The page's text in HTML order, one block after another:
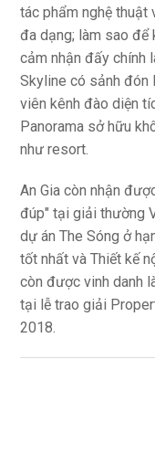
tác phẩm nghệ thuật
đa dạng; làm sao để
cảm nhận đấy chính
Skyline có sảnh đón
viên kênh đào diện
Panorama sở hữu
như resort.
An Gia còn nhận
đúp" tại giải thường
dự án The Sóng ở
tốt nhất và Thiết kế
còn được vinh danh
tại lễ trao giải
2018.